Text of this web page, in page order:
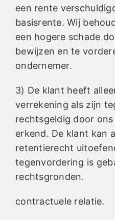
een rente
basisrente. Wij
een hogere schade
bewijzen en te
ondernemer.
3) De klant heeft
verrekening als zijn
rechtsgeldig door
erkend. De klant kan
retentierecht
tegenvordering is
rechtsgronden.
contractuele relatie.